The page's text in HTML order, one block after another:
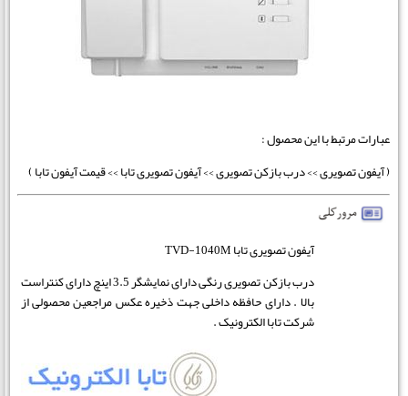
عبارات مرتبط با این محصول :
( آیفون تصویری >> درب بازکن تصویری >> آیفون تصویری تابا >> قیمت آیفون تابا )
آیفون تصویری تابا TVD-1040M
درب بازکن تصویری رنگی دارای نمایشگر 3.5 اینچ دارای کنتراست
بالا . دارای حافظه داخلی جهت ذخیره عکس مراجعین محصولی از
شرکت تابا الکترونیک .